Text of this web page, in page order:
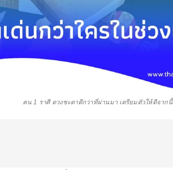
คน 1 ราศี ดวงชะตาดีกว่าที่ผ่านมา เตรียมตัวให้ดีจากนี้